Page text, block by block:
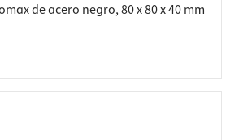
de acero negro, 80 x 80 x 40 mm